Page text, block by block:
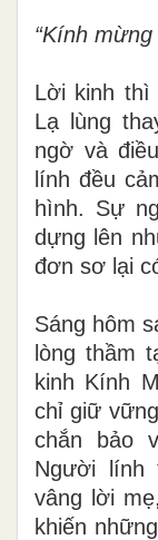
“Kính
Lời kinh thì
Lạ lùng
ngờ và
lính đều
hình. Sự
dựng lên
đơn sơ lại
Sáng hôm
lòng thầm
kinh Kính
chỉ giữ
chắn bảo
Người lính
vâng lời
khiến